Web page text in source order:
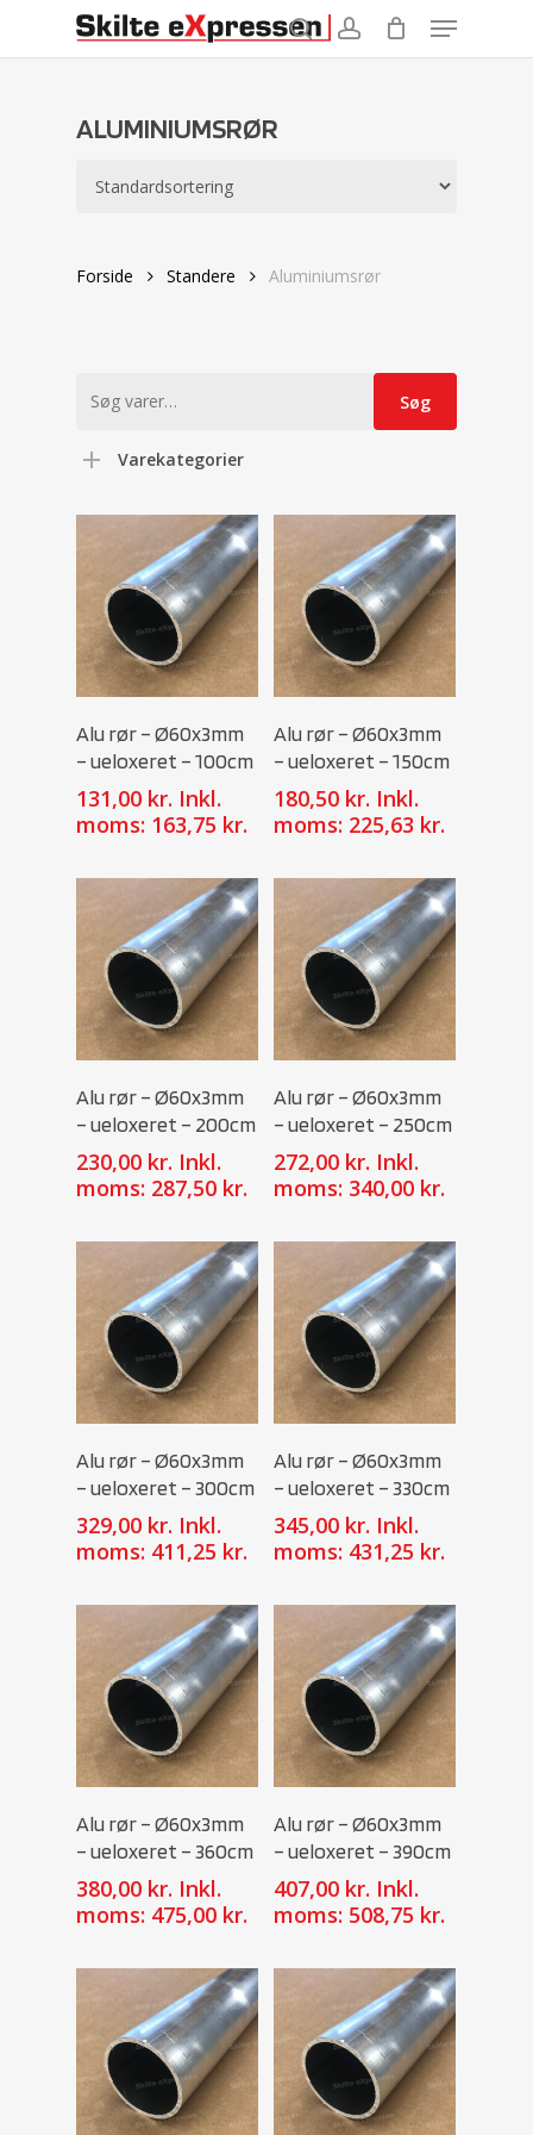
searchaccount
Menu
ALUMINIUMSRØR
Forside Standere Aluminiumsrør
efter:
Søg
Varekategorier
Alu rør – Ø60x3mm
– ueloxeret – 100cm
131,00 kr. Inkl.
moms: 163,75 kr.
Alu rør – Ø60x3mm
– ueloxeret – 150cm
180,50 kr. Inkl.
moms: 225,63 kr.
Alu rør – Ø60x3mm
– ueloxeret – 200cm
230,00 kr. Inkl.
moms: 287,50 kr.
Alu rør – Ø60x3mm
– ueloxeret – 250cm
272,00 kr. Inkl.
moms: 340,00 kr.
Alu rør – Ø60x3mm
– ueloxeret – 300cm
329,00 kr. Inkl.
moms: 411,25 kr.
Alu rør – Ø60x3mm
– ueloxeret – 330cm
345,00 kr. Inkl.
moms: 431,25 kr.
Alu rør – Ø60x3mm
– ueloxeret – 360cm
380,00 kr. Inkl.
moms: 475,00 kr.
Alu rør – Ø60x3mm
– ueloxeret – 390cm
407,00 kr. Inkl.
moms: 508,75 kr.